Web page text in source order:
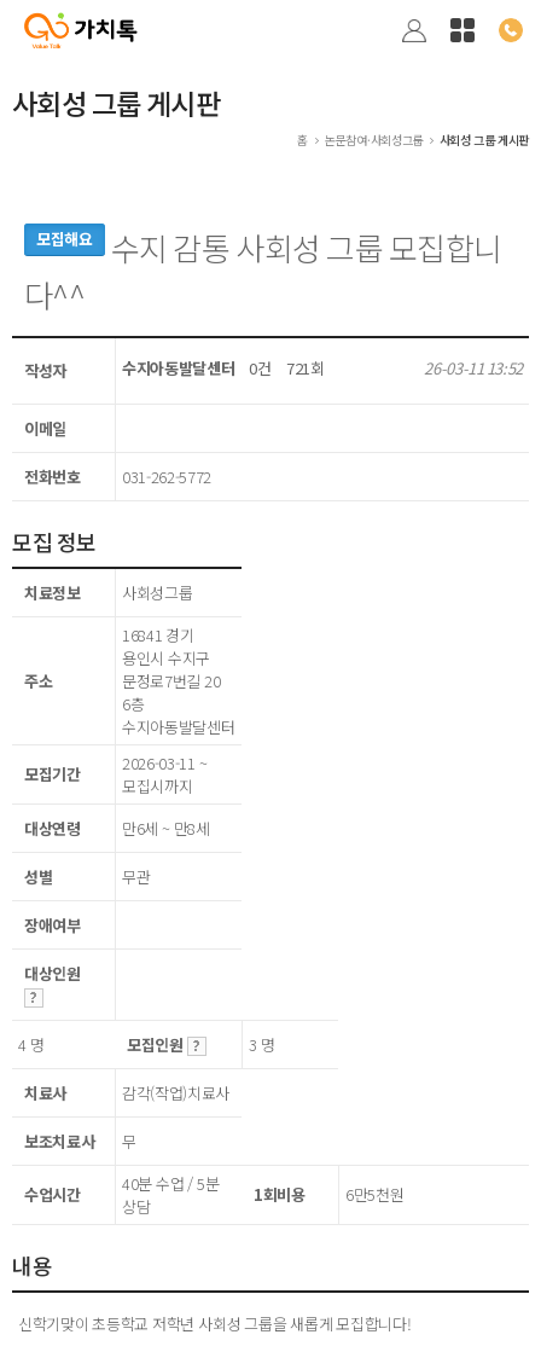
사회성 그룹 게시판
홈 논문참여·사회성그룹 사회성 그룹 게시판
모집해요
수지 감통 사회성 그룹 모집합니
다^^
작성자 수지아동발달센터 0건 721회 26-03-11 13:52
이메일
전화번호 031-262-5772
모집 정보
치료정보 사회성그룹
주소
16841 경기
용인시 수지구
문정로7번길 20
6층
수지아동발달센터
모집기간
2026-03-11 ~
모집시까지
대상연령
만6세 ~ 만8세
성별 무관
장애여부
대상인원
4 명 모집인원 3 명
치료사 감각(작업)치료사
보조치료사 무
수업시간
40분 수업 / 5분
상담
1회비용 6만5천원
내용
신학기맞이 초등학교 저학년 사회성 그룹을 새롭게 모집합니다!